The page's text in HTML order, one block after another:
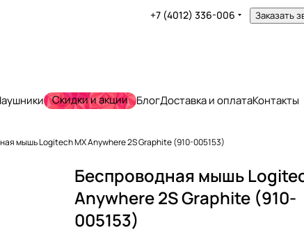
+7 (4012) 336-006 Заказать
Скидки и акции БлогДоставка и оплатаКонтакты
мышь Logitech MX Anywhere 2S Graphite (910-005153)
Беспроводная мышь
Anywhere 2S Graphite (910-
005153)